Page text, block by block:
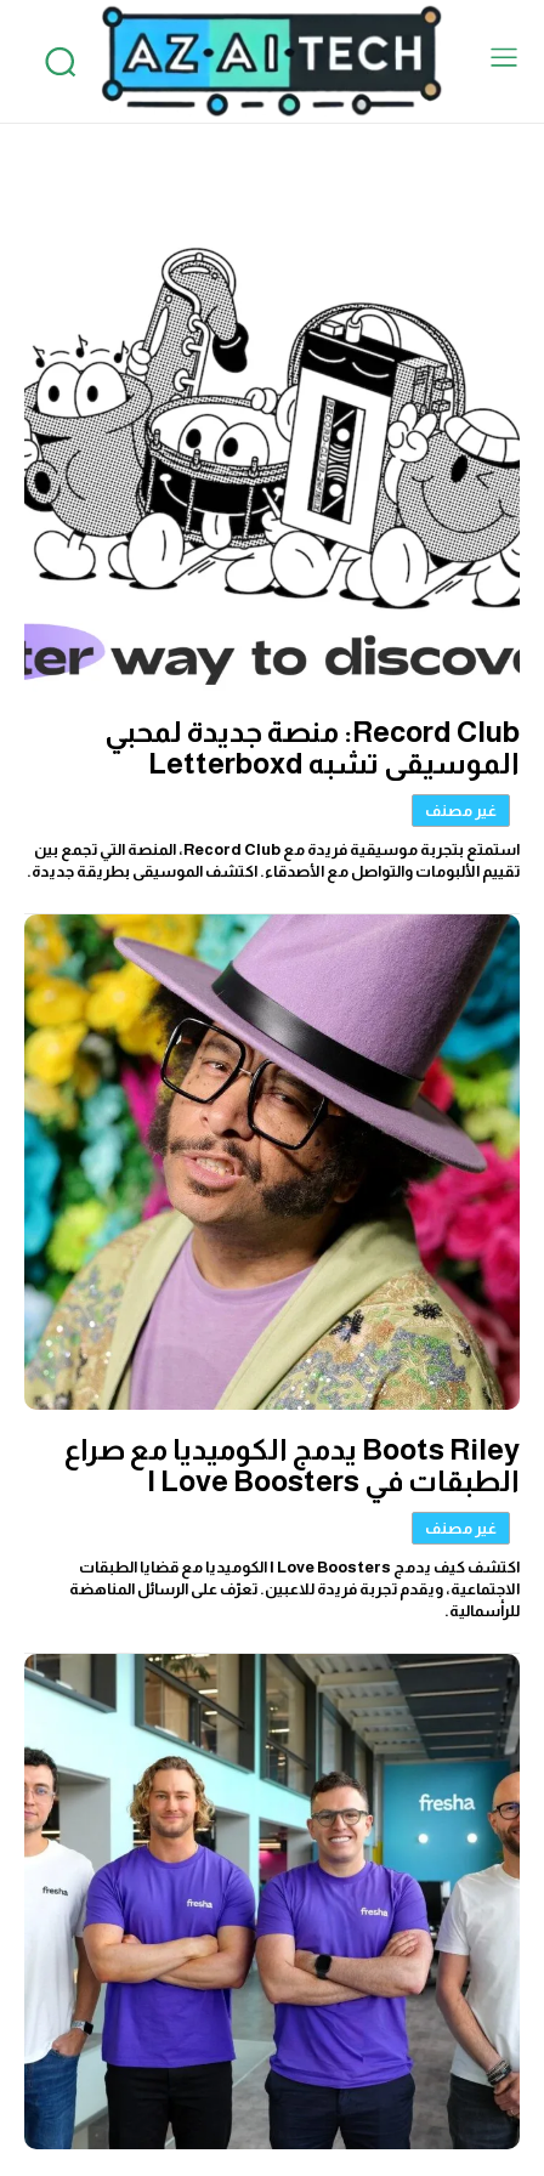
Record Club: منصة جديدة لمحبي
الموسيقى تشبه Letterboxd
غير مصنف
استمتع بتجربة موسيقية فريدة مع Record Club، المنصة التي تجمع بين
تقييم الألبومات والتواصل مع الأصدقاء. اكتشف الموسيقى بطريقة جديدة.
Boots Riley يدمج الكوميديا مع صراع
الطبقات في I Love Boosters
غير مصنف
اكتشف كيف يدمج I Love Boosters الكوميديا مع قضايا الطبقات
الاجتماعية، ويقدم تجربة فريدة للاعبين. تعرّف على الرسائل المناهضة
للرأسمالية.